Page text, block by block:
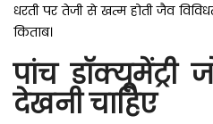
धरती पर तेजी से खत्म होती जैव
किताब।
पांच डॉक्यूमेंट्री
देखनी चाहिए